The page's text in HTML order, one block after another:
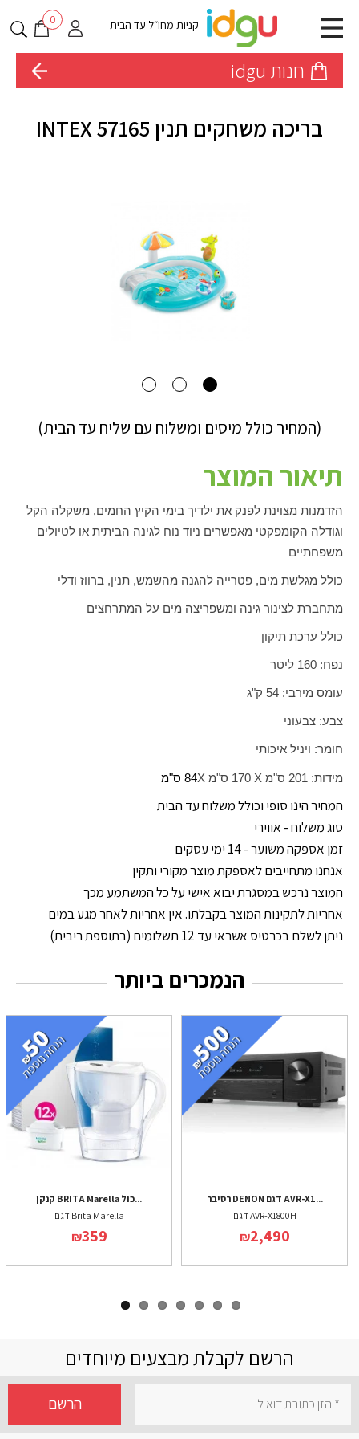
קניות מחו״ל עד הבית 0
חנות idgu
בריכה משחקים תנין INTEX 57165
(המחיר כולל מיסים ומשלוח עם שליח עד הבית)
תיאור המוצר
הזדמנות מצוינת לפנק את ילדיך בימי הקיץ החמים, משקלה הקל
וגודלה הקומפקטי מאפשרים ניוד נוח לגינה הביתית או לטיולים
משפחתיים
כולל מגלשת מים, פטרייה להגנה מהשמש, תנין, ברווז ודלי
מתחברת לצינור גינה ומשפריצה מים על המתרחצים
כולל ערכת תיקון
נפח: 160 ליטר
עומס מירבי: 54 ק"ג
צבע: צבעוני
חומר: ויניל איכותי
מידות: 201 ס"מ X
X84 ס"מ
המחיר הינו סופי וכולל משלוח עד הבית
סוג משלוח - אווירי
זמן אספקה משוער - 14 ימי עסקים
אנחנו מתחייבים לאספקת מוצר מקורי ותקין
המוצר נרכש במסגרת יבוא אישי על כל המשתמע מכך
אחריות לתקינות המוצר בקבלתו. אין אחריות לאחר מגע במים
ניתן לשלם בכרטיס אשראי עד 12 תשלומים (בתוספת ריבית)
הנמכרים ביותר
קנקן BRITA Marella כול...
דגם Brita Marella
₪359
רסיבר DENON דגם AVR-X1...
דגם AVR-X1800H
₪2,490
הרשם לקבלת מבצעים מיוחדים
הרשם